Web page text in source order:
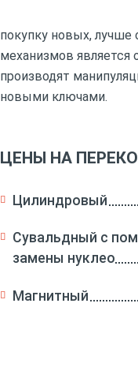
покупку новых, лучше
механизмов
производят
новыми ключами.
ЦЕНЫ НА
Цилиндровый
Сувальдный с
замены нуклео
Магнитный